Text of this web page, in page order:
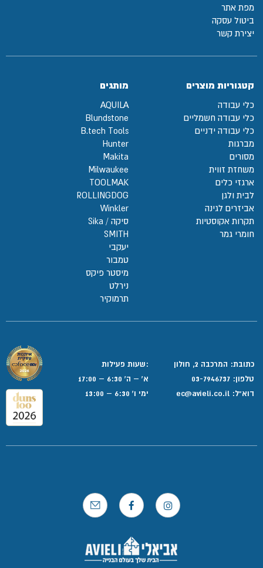
מפת אתר
ביטול עסקה
יצירת קשר
קטגוריות מוצרים
כלי עבודה
כלי עבודה חשמליים
כלי עבודה ידניים
מברגות
מסורים
משחזת זווית
ארגזי כלים
לבית ולגן
אביזרים לגינה
תקרות אקוסטיות
חומרי גמר
מותגים
AQUILA
Blundstone
B.tech Tools
Hunter
Makita
Milwaukee
TOOLMAK
ROLLINGDOG
Winkler
סיקה / Sika
SMITH
יעקבי
טמבור
מיסטר פיקס
נירלט
תרמוקיר
כתובת: המרכבה 2, חולון
טלפון: 03-7946737
דוא”ל:
:שעות פעילות
א' – ה' 6:30 – 17:00
ימי ו' 6:30 – 13:00